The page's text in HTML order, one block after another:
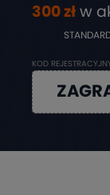
300 zł w
KOD